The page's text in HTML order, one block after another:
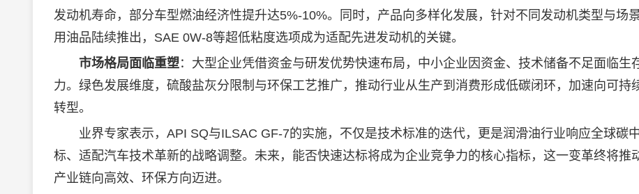
发动机寿命，部分车型燃油经济性提升达5%-10%。同时，产品向多样化发展，针对不同发动机类型与场
用油品陆续推出，SAE 0W-8等超低粘度选项成为适配先进发动机的关键。
市场格局面临重塑：大型企业凭借资金与研发优势快速布局，中小企业因资金、技术储备不足面临生
力。绿色发展维度，硫酸盐灰分限制与环保工艺推广，推动行业从生产到消费形成低碳闭环，加速向可持
转型。
业界专家表示，API SQ与ILSAC GF-7的实施，不仅是技术标准的迭代，更是润滑油行业响应全球碳
标、适配汽车技术革新的战略调整。未来，能否快速达标将成为企业竞争力的核心指标，这一变革终将推
产业链向高效、环保方向迈进。